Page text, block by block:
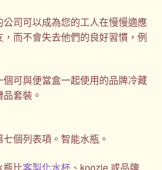
司可以成為您的工人在慢慢適應
而不會失去他們的良好習慣，例
可與便當盒一起使用的品牌冷藏
套裝。
個列表項。智能水瓶。
瓶比客製化水杯、koozie 或品牌